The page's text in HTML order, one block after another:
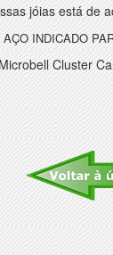
jóias está de
INDICADO
Cluster